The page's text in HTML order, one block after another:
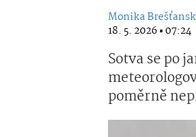
Monika
18. 5. 2026 ▪ 07:24
Sotva se po
poměrně